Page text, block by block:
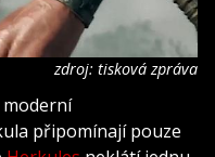
zdroj: tisková zpráva
moderní
připomínají pouze